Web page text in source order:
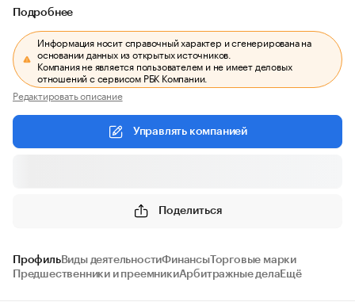
Подробнее
Информация носит справочный характер и сгенерирована на
основании данных из открытых источников.
Компания не является пользователем и не имеет деловых
отношений с сервисом РБК Компании.
Редактировать описание
Управлять компанией
Поделиться
ПрофильВиды деятельностиФинансыТорговые марки
Предшественники и преемникиАрбитражные дела Ещё